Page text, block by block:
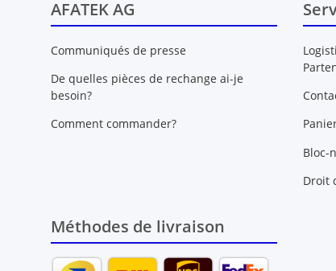
AFATEK AG
Communiqués de presse
De quelles pièces de rechange ai-je
besoin?
Comment commander?
Bloc-
Droit
Méthodes de livraison